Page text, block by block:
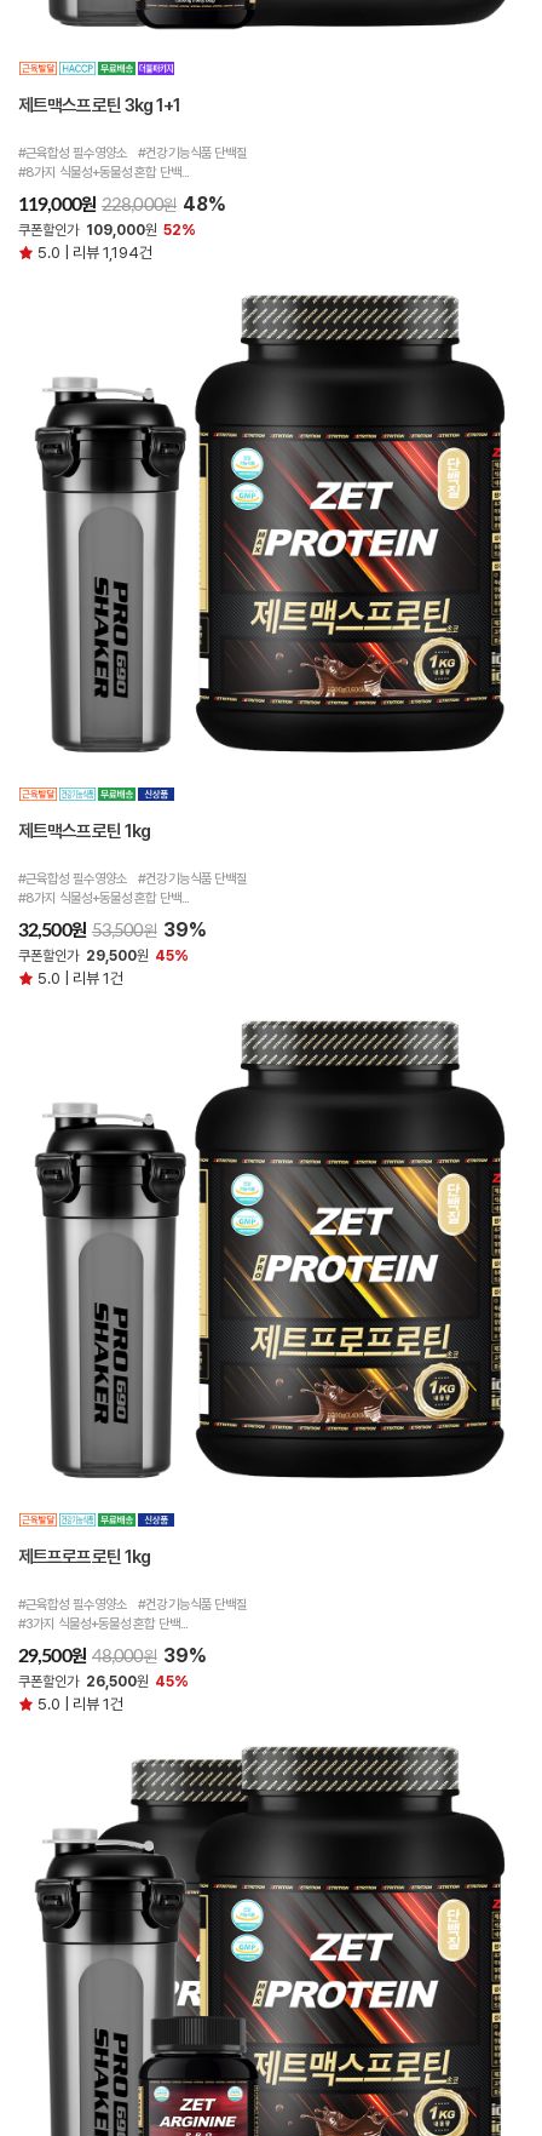
제트맥스프로틴 3kg 1+1
#근육합성 필수영양소 #건강기능식품 단백질
#8가지 식물성+동물성 혼합 단백...
119,000원 228,000원 48%
쿠폰할인가 109,000원 52%
5.0 | 리뷰 1,194건
제트맥스프로틴 1kg
#근육합성 필수영양소 #건강기능식품 단백질
#8가지 식물성+동물성 혼합 단백...
32,500원 53,500원 39%
쿠폰할인가 29,500원 45%
5.0 | 리뷰 1건
제트프로프로틴 1kg
#근육합성 필수영양소 #건강기능식품 단백질
#3가지 식물성+동물성 혼합 단백...
29,500원 48,000원 39%
쿠폰할인가 26,500원 45%
5.0 | 리뷰 1건